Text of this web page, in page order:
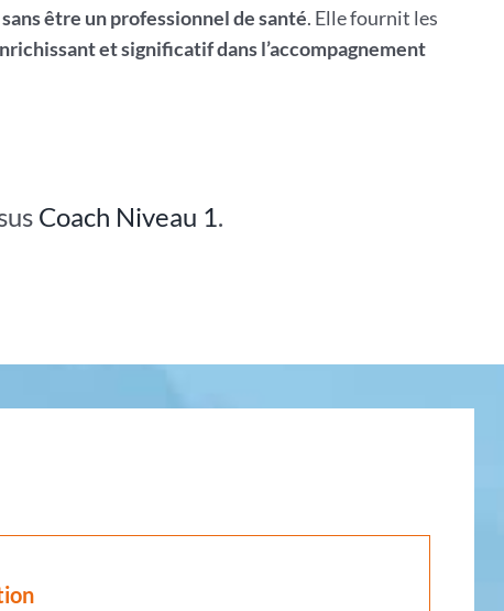
être un professionnel de santé. Elle fournit les
et significatif dans l’accompagnement
Coach Niveau 1.